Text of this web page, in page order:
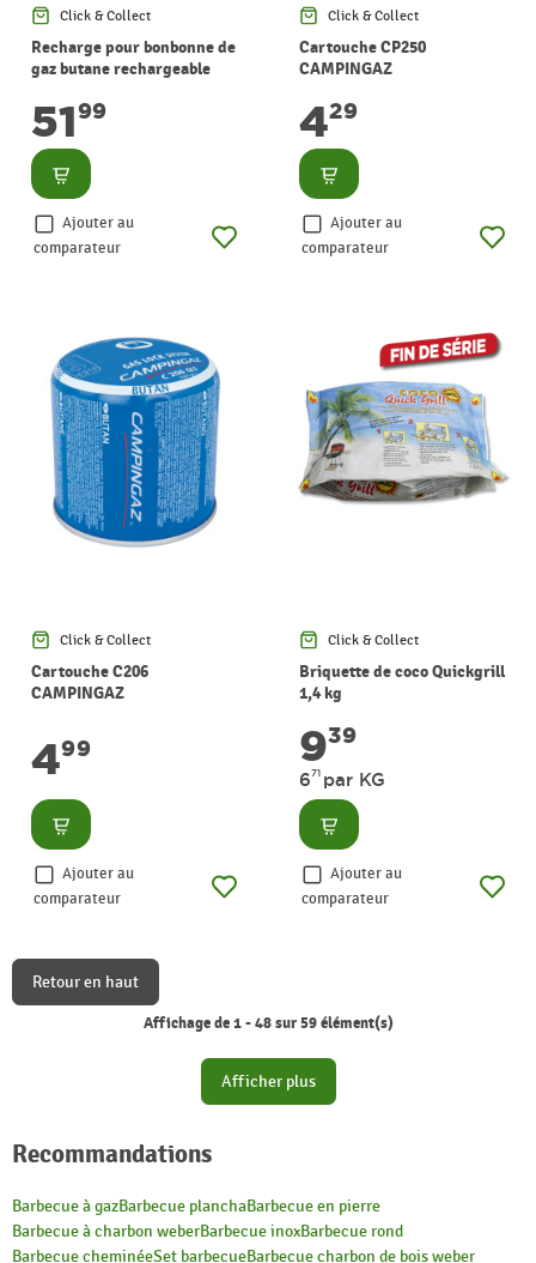
Click & Collect
Recharge pour bonbonne de
gaz butane rechargeable
5199
Consulter
Ajouter au
comparateur
Click & Collect
Cartouche CP250
CAMPINGAZ
429
Consulter
Ajouter au
comparateur
Click & Collect
Cartouche C206
CAMPINGAZ
499
Consulter
Ajouter au
comparateur
Click & Collect
Briquette de coco Quickgrill
1,4 kg
939
671 par KG
Consulter
Ajouter au
comparateur
Retour en haut
Affichage de 1 - 48 sur 59 élément(s)
Afficher plus
Recommandations
Barbecue à gazBarbecue planchaBarbecue en pierre
Barbecue à charbon weberBarbecue inoxBarbecue rond
Barbecue cheminéeSet barbecueBarbecue charbon de bois weber